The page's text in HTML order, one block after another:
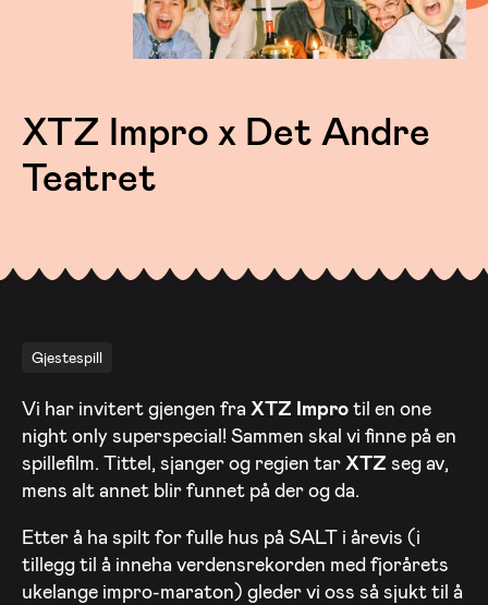
XTZ Impro x Det Andre
Teatret
Gjestespill
Vi har invitert gjengen fra XTZ Improtil en one
night only superspecial! Sammen skal vi finne på en
spillefilm. Tittel, sjanger og regien tarXTZ seg av,
mens alt annet blir funnet på der og da.
Etter å ha spilt for fulle hus på SALT i årevis (i
tillegg til å inneha verdensrekorden med fjorårets
ukelange impro-maraton) gleder vi oss så sjukt til å